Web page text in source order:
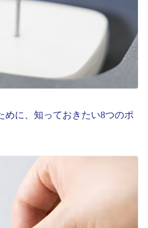
めに、知っておきたい8つのポ